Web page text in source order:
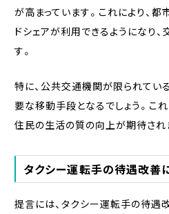
が高まっています。これにより、
ドシェアが利用できるようになり
す。
特に、公共交通機関が限られてい
要な移動手段となるでしょう。こ
住民の生活の質の向上が期待され
タクシー運転手の待遇改善
提言には、タクシー運転手の待遇